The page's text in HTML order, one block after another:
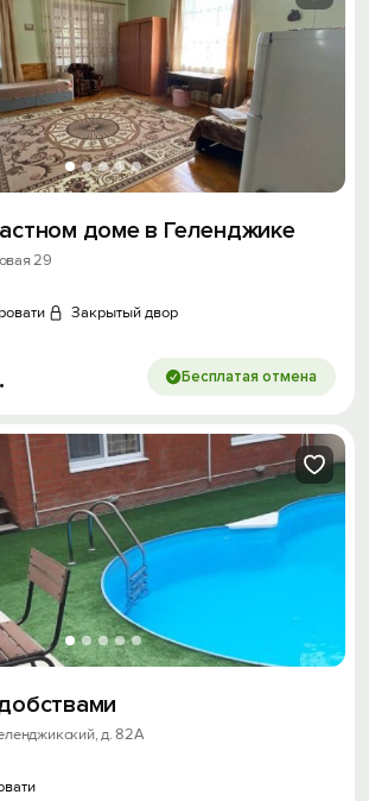
доме в Геленджике
29
Закрытый двор
Бесплатая отмена
д. 82А